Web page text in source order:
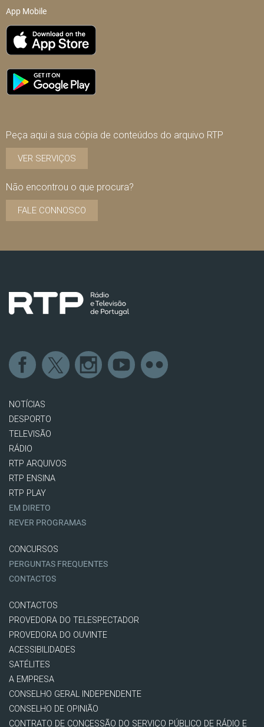
App Mobile
Peça aqui a sua cópia de conteúdos do arquivo RTP
VER SERVIÇOS
Não encontrou o que procura?
FALE CONNOSCO
NOTÍCIAS
DESPORTO
TELEVISÃO
RÁDIO
RTP ARQUIVOS
RTP ENSINA
RTP PLAY
EM DIRETO
REVER PROGRAMAS
CONCURSOS
PERGUNTAS FREQUENTES
CONTACTOS
CONTACTOS
PROVEDORA DO TELESPECTADOR
PROVEDORA DO OUVINTE
ACESSIBILIDADES
SATÉLITES
A EMPRESA
CONSELHO GERAL INDEPENDENTE
CONSELHO DE OPINIÃO
CONTRATO DE CONCESSÃO DO SERVIÇO PÚBLICO DE RÁDIO E